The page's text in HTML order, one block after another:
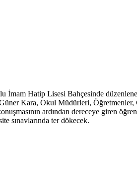
Hatip Lisesi Bahçesinde
Kara, Okul Müdürleri, Öğretmenler,
ardından dereceye giren
sınavlarında ter dökecek.